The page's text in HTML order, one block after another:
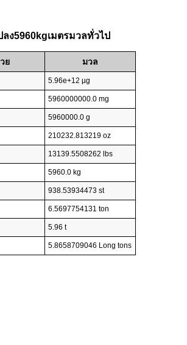
ลง5960kgเมตรมวลทั่วไป
ย มวล
5.96e+12 µg
5960000000.0 mg
5960000.0 g
210232.813219 oz
13139.5508262 lbs
5960.0 kg
938.53934473 st
6.5697754131 ton
5.96 t
5.8658709046 Long tons